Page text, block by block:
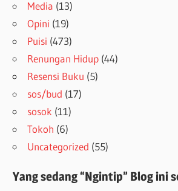
Media (13)
Opini (19)
Puisi (473)
Renungan Hidup (44)
Resensi Buku (5)
sos/bud (17)
sosok (11)
Tokoh (6)
Uncategorized (55)
Yang sedang “Ngintip” Blog ini